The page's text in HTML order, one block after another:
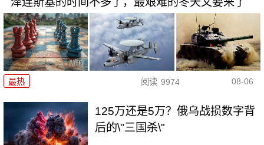
最热 阅读 9974 08-06
125万还是5万？俄乌战损数字背
后的\"三国杀\"